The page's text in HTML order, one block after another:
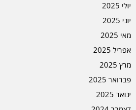
יולי 2025
יוני 2025
מאי 2025
אפריל 2025
מרץ 2025
פברואר 2025
ינואר 2025